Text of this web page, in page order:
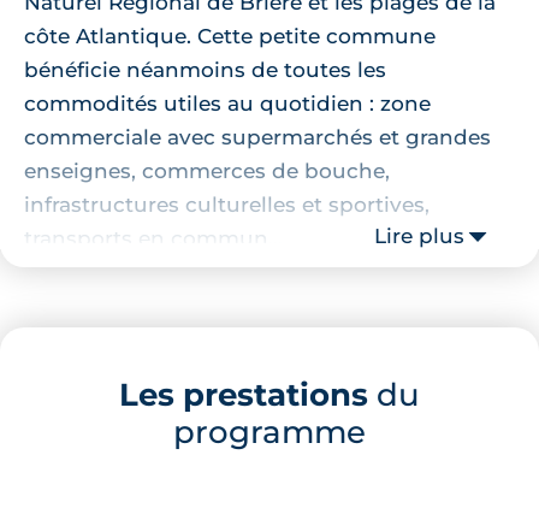
côte Atlantique. Cette petite commune
bénéficie néanmoins de toutes les
commodités utiles au quotidien : zone
commerciale avec supermarchés et grandes
enseignes, commerces de bouche,
infrastructures culturelles et sportives,
transports en commun...
se place dans un quartier plutôt
résidentiel et calme, avec un accès facilité au
centre commercial Grand Large qui se rejoint
Lire plus
Les prestations du
programme